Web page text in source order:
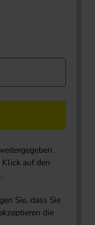
auf den
Sie, dass Sie
die